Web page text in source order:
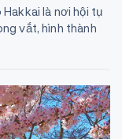
là nơi hội tụ
vắt, hình thành